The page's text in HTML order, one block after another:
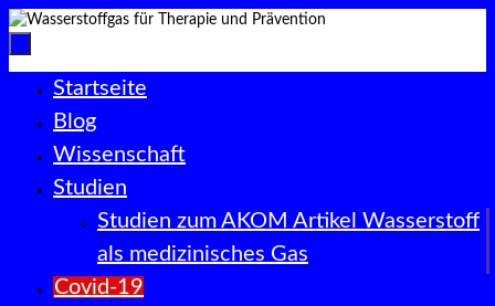
Zum
springen
Startseite
Blog
Wissenschaft
Studien
Studien zum AKOM Artikel Wasserstoff
als medizinisches Gas
Covid-19